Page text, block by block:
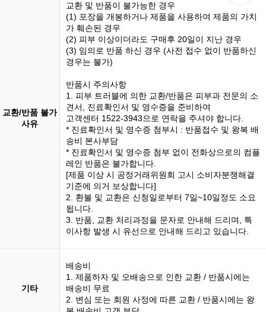
교환/반품 불가
사유
교환 및 반품이 불가능한 경우
(1) 포장을 개봉하거나 제품을 사용하여 제품의 가치
가 훼손된 경우
(2) 피부 이상이더라도 구매후 20일이 지난 경우
(3) 임의로 반품 하신 경우 (사전 접수 없이 반품하신
경우는 불가)
반품시 주의사항
1. 피부 트러블에 의한 교환/반품은 피부과 전문의 소
견서, 진료확인서 및 영수증을 준비하여
고객센터 1522-3943으로 연락을 주셔야 합니다.
* 진료확인서 및 영수증 첨부시 : 반품접수 및 왕복 배
송비 본사부담
* 진료확인서 및 영수증 첨부 없이 전화상으로의 컴플
레인 반품은 불가합니다.
[제품 이상 시 공정거래위원회 고시 소비자분쟁해결
기준에 의거 보상합니다]
2. 환불 및 교환은 신청일로부터 7일~10일정도 소요
됩니다.
3. 반품, 교환 처리과정을 문자로 안내해 드리며, 특
이사항 발생 시 유선으로 안내해 드리고 있습니다.
기타
배송비
1. 제품하자 및 오배송으로 인한 교환 / 반품시에는
배송비 무료
2. 변심 또는 회원 사정에 따른 교환 / 반품시에는 왕